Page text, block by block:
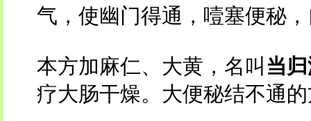
气，使幽门得通，噎塞便秘
本方加麻仁、大黄，名叫 当
疗大肠干燥。大便秘结不通